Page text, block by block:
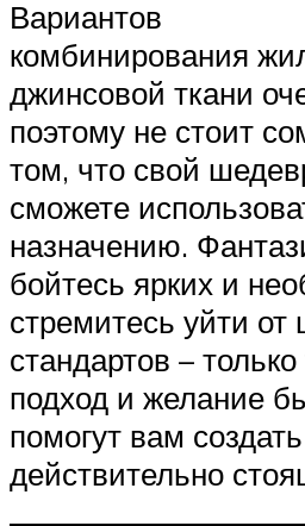
Вариантов
комбинирования
джинсовой ткани
поэтому не стоит
том, что свой
сможете
назначению.
бойтесь ярких и
стремитесь уйти
стандартов –
подход и желание
помогут вам создать
действительно